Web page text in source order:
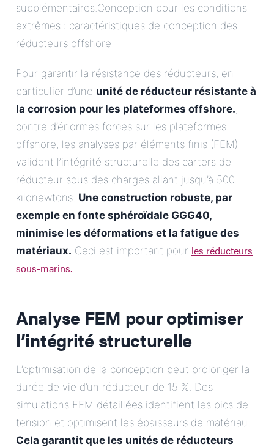
supplémentaires.Conception pour les conditions
extrêmes : caractéristiques de conception des
réducteurs offshore
Pour garantir la résistance des réducteurs, en
particulier d’une unité de réducteur résistante à
la corrosion pour les plateformes offshore.,
contre d’énormes forces sur les plateformes
offshore, les analyses par éléments finis (FEM)
valident l’intégrité structurelle des carters de
réducteur sous des charges allant jusqu’à 500
kilonewtons. Une construction robuste, par
exemple en fonte sphéroïdale GGG40,
minimise les déformations et la fatigue des
matériaux. Ceci est important pour les réducteurs
sous-marins..
Analyse FEM pour optimiser
l’intégrité structurelle
L’optimisation de la conception peut prolonger la
durée de vie d’un réducteur de 15 %. Des
simulations FEM détaillées identifient les pics de
tension et optimisent les épaisseurs de matériau.
Cela garantit que les unités de réducteurs